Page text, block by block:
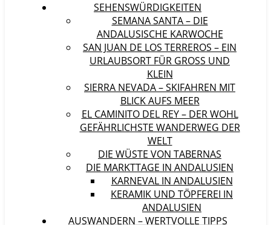
SEHENSWÜRDIGKEITEN
SEMANA SANTA – DIE
ANDALUSISCHE KARWOCHE
SAN JUAN DE LOS TERREROS – EIN
URLAUBSORT FÜR GROSS UND K
LEIN
SIERRA NEVADA – SKIFAHREN MIT
BLICK AUFS MEER
EL CAMINITO DEL REY – DER WOHL
GEFÄHRLICHSTE WANDERWEG DER
WELT
DIE WÜSTE VON TABERNAS
DIE MARKTTAGE IN ANDALUSIEN
KARNEVAL IN ANDALUSIEN
KERAMIK UND TÖPFEREI IN
ANDALUSIEN
AUSWANDERN – WERTVOLLE TIPPS